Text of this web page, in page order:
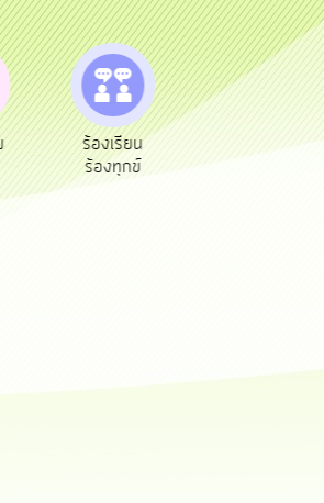
ร้องเรียน
การทุจริต
ร้องเรียน